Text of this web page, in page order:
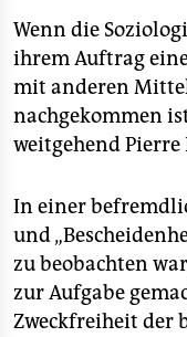
Wenn die
ihrem Auftrag
mit anderen
nachgekommen
weitgehend Pierre
In einer
und
zu beobachten
zur Aufgabe
Zweckfreiheit der